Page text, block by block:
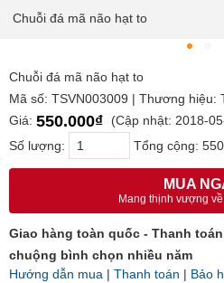
Chuỗi đá mã não hạt to
Chuỗi đá mã não hạt to
Mã số: TSVN003009 | Thương hiệu:
Giá: 550.000₫
(Cập nhật: 2018-
Số lượng:
Tổng cộng:
MUA
Mang thịnh vượng
Giao hàng toàn quốc - Thanh
chuộng bình chọn nhiều năm
Hướng dẫn mua | Thanh toán | Bảo